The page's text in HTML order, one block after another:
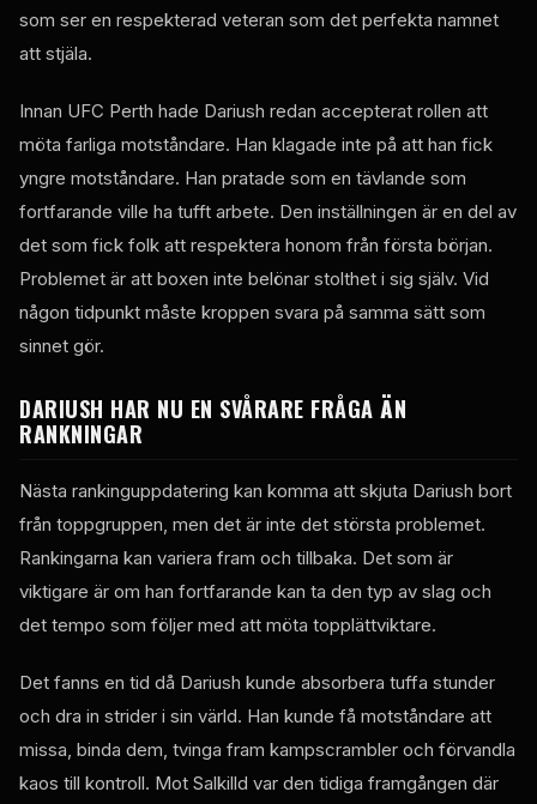
som ser en respekterad veteran som det perfekta namnet
att stjäla.
Innan UFC Perth hade Dariush redan accepterat rollen att
möta farliga motståndare. Han klagade inte på att han fick
yngre motståndare. Han pratade som en tävlande som
fortfarande ville ha tufft arbete. Den inställningen är en del av
det som fick folk att respektera honom från första början.
Problemet är att boxen inte belönar stolthet i sig själv. Vid
någon tidpunkt måste kroppen svara på samma sätt som
sinnet gör.
DARIUSH HAR NU EN SVÅRARE FRÅGA ÄN
RANKNINGAR
Nästa rankinguppdatering kan komma att skjuta Dariush bort
från toppgruppen, men det är inte det största problemet.
Rankingarna kan variera fram och tillbaka. Det som är
viktigare är om han fortfarande kan ta den typ av slag och
det tempo som följer med att möta topplättviktare.
Det fanns en tid då Dariush kunde absorbera tuffa stunder
och dra in strider i sin värld. Han kunde få motståndare att
missa, binda dem, tvinga fram kampscrambler och förvandla
kaos till kontroll. Mot Salkilld var den tidiga framgången där